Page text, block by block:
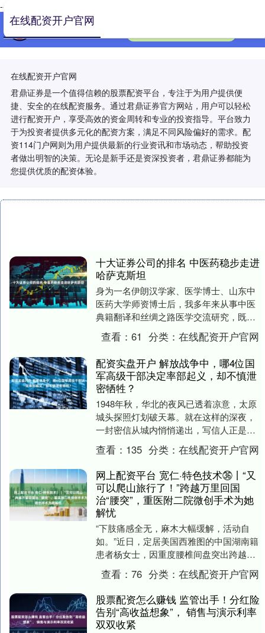
-->
在线配资开户官网
君鼎证券是一个值得信赖的股票配资平台，专注于为用户提供便
捷、安全的在线配资服务。通过君鼎证券官方网站，用户可以轻松
进行配资开户，享受高效的资金周转和专业的投资指导。平台致力
于为投资者提供多元化的配资方案，满足不同风险偏好的需求。配
资114门户网则为用户提供最新的行业资讯和市场动态，帮助投资
者做出明智的决策。无论是新手还是资深投资者，君鼎证券都能为
您提供优质的配资体验。
在线配资开户官网
十大证券公司的排名 中医药稳步走进
哈萨克斯坦
身为一名伊朗汉学家、医学博士、山东中
医药大学师资博士后，我多年来从事中医
典籍翻译和丝绸之路医学交流研究，既熟
悉波斯医学的历史脉络，也长期在中文世
界里研读《黄帝内....
查看：61 分类：在线配资开户官网
配资实盘开户 解放战争中，哪4位国
军高级干部决定率部起义，却不慎泄
密牺牲？
1948年秋，华北的夜风已透着凉意，太原
城头探照灯划破天幕。就在这样的深夜，
一封密信从城内悄悄递出，写信人正是阎
锡山手下的30军军长黄樵松。他在信里只
有一句话：....
查看： 135 分类：在线配资开户官网
网上配资平台 宽仁·特色技术㊱丨“又
可以爬山旅行了！”跨越万里回国
治“腰突”，重医附二院微创手术为她
解忧
“下肢痛感全无，麻木大幅缓解，活动自
如。”近日，定居美国西雅图的中国湖南籍
患者杨女士，因重度腰椎间盘突出跨越万
里回国求医，庆幸在重庆医科大学附属第
二医院骨科（脊....
查看：76 分类：在线配资开户官网
股票配资怎么赚钱 监管出手！分红险
告别“高收益想象”， 销售与演示利率
双双收紧